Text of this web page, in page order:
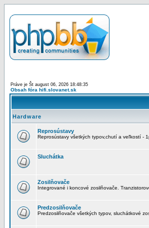
Práve je Št august 06, 2026 18:48:35
Obsah fóra hifi.slovanet.sk
Hardware
Reprosústavy
Reprosústavy všetkých typov,chutí a veľkostí -
Sluchátka
Zosilňovače
Integrované i koncové zosilňovače.
Predzosilňovače
Predzosilňovače všetkých typov, sluchátkové